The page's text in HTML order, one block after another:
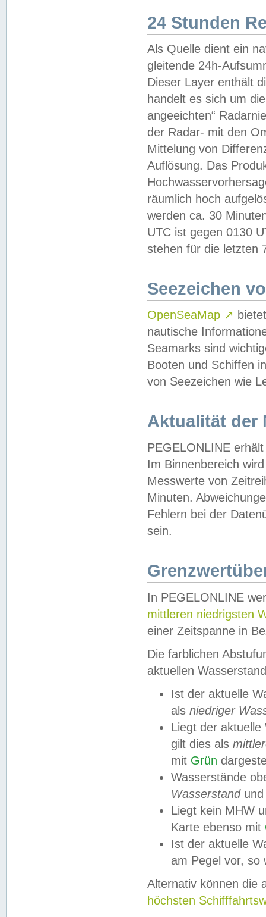
24 Stunden
Als Quelle dient ein
gleitende 24h-
Dieser Layer enthält
handelt es sich um
angeeichten“
der Radar- mit den
Mittelung von
Auflösung. Das
räumlich hoch
werden ca. 30
UTC ist gegen 0130
stehen für die letzten
Seezeichen
OpenSeaMap ↗
nautische
Seamarks sind
Booten und Schiffen
von Seezeichen wie
Aktualität der
PEGELONLINE
Im Binnenbereich
Messwerte von
Minuten.
Fehlern bei der
sein.
In PEGELONLINE
mittleren niedrigsten
einer Zeitspanne in
Die farblichen
aktuellen
Ist der aktuelle
als niedriger
Liegt der
gilt dies als
mit Grün
Wasserstände
Wasserstandund
Liegt kein MHW
Karte ebenso mit
Ist der aktuelle
am Pegel vor,
Alternativ können die
höchsten